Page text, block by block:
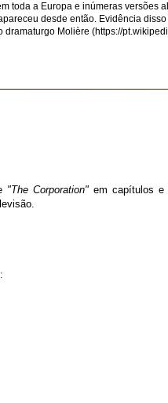
toda a Europa e inúmeras
desde então. Evidência
Molière (https://
"The Corporation" em capítulos e